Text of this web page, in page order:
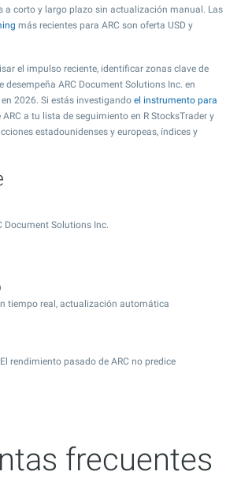
a corto y largo plazo sin actualización manual. Las
más recientes para ARC son oferta USD y
el impulso reciente, identificar zonas clave de
desempeña ARC Document Solutions Inc. en
2026. Si estás investigando el instrumento para
ARC a tu lista de seguimiento en R StocksTrader y
estadounidenses y europeas, índices y
Document Solutions Inc.
tiempo real, actualización automática
rendimiento pasado de ARC no predice
frecuentes